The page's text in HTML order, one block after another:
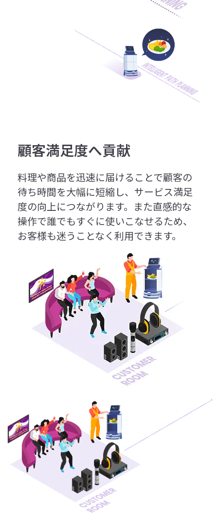
顧客満足度へ貢献
料理や商品を迅速に届けることで顧客の
待ち時間を大幅に短縮し、サービス満足
度の向上につながります。また直感的な
操作で誰でもすぐに使いこなせるため、
お客様も迷うことなく利用できます。